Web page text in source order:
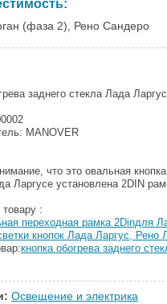
(фаза 2), Рено Сандеро
заднего стекла Лада
MANOVER
что это овальная
Ларгусе установлена 2DIN
:
переходная рамка 2Dinдля
кнопок Лада Ларгус, Рено
кнопка обогрева заднего
Освещение и электрика